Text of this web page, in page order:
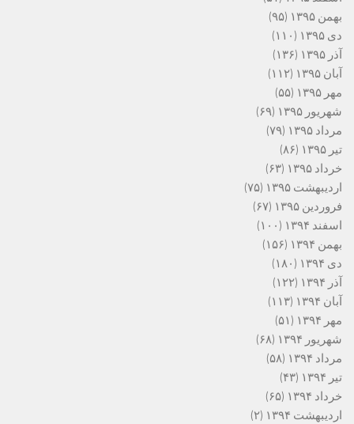
بهمن ۱۳۹۵
(۹۵)
دی ۱۳۹۵
(۱۱۰)
آذر ۱۳۹۵
(۱۳۶)
آبان ۱۳۹۵
(۱۱۲)
مهر ۱۳۹۵
(۵۵)
شهریور ۱۳۹۵
(۶۹)
مرداد ۱۳۹۵
(۷۹)
تیر ۱۳۹۵
(۸۶)
خرداد ۱۳۹۵
(۶۳)
اردیبهشت ۱۳۹۵
(۷۵)
فروردین ۱۳۹۵
(۶۷)
اسفند ۱۳۹۴
(۱۰۰)
بهمن ۱۳۹۴
(۱۵۶)
دی ۱۳۹۴
(۱۸۰)
آذر ۱۳۹۴
(۱۲۲)
آبان ۱۳۹۴
(۱۱۳)
مهر ۱۳۹۴
(۵۱)
شهریور ۱۳۹۴
(۶۸)
مرداد ۱۳۹۴
(۵۸)
تیر ۱۳۹۴
(۴۳)
خرداد ۱۳۹۴
(۶۵)
اردیبهشت ۱۳۹۴
(۲)